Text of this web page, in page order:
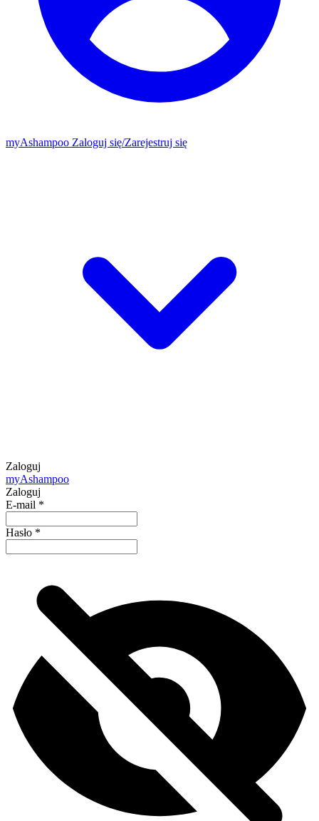
myAshampoo Zaloguj się/Zarejestruj się
Zaloguj
myAshampoo
Zaloguj
E-mail *
Hasło *